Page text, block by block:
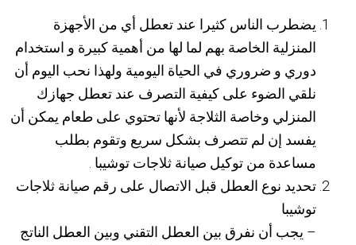
يضطرب الناس كثيرا عند تعطل أي من الأجهزة
المنزلية الخاصة بهم لما لها من أهمية كبيرة و استخدام
دوري و ضروري في الحياة اليومية ولهذا نحب اليوم أن
نلقي الضوء على كيفية التصرف عند تعطل جهازك
المنزلي وخاصة الثلاجة لأنها تحتوي على طعام يمكن أن
يفسد إن لم تتصرف بشكل سريع وتقوم بطلب
مساعدة من توكيل صيانة ثلاجات توشيبا .
تحديد نوع العطل قبل الاتصال على رقم صيانة ثلاجات
توشيبا
– يجب أن نفرق بين العطل التقني وبين العطل الناتج